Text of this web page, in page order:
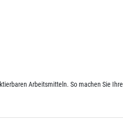
Arbeitsmitteln. So machen Sie Ihre